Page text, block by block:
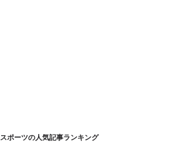
スポーツの人気記事ランキング